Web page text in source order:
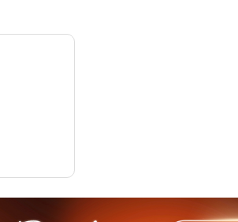
Casio Nam MTS-
Casio